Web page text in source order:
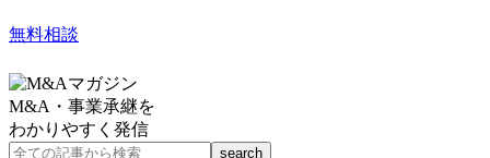
無料相談
M&A・事業承継を
わかりやすく発信